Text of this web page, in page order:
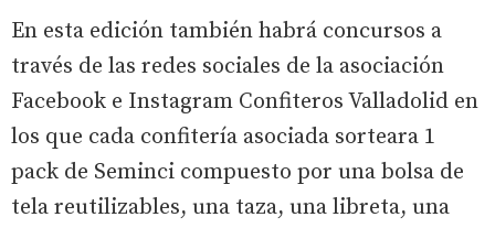
En esta edición también habrá concursos a
través de las redes sociales de la asociación
Facebook e Instagram Confiteros Valladolid en
los que cada confitería asociada sorteara 1
pack de Seminci compuesto por una bolsa de
tela reutilizables, una taza, una libreta, una